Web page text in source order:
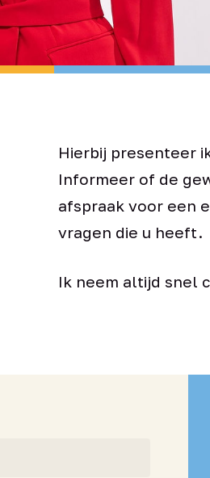
Hierbij presenteer
Informeer of de
afspraak voor een
vragen die u heeft.
Ik neem altijd snel